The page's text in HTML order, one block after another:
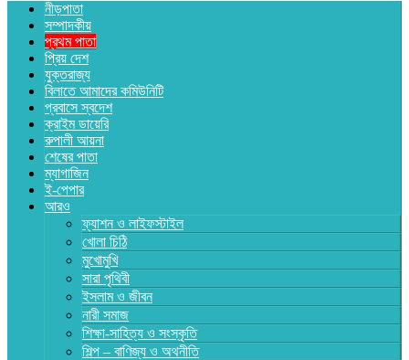
নীড়পাতা
সম্পাদকীয়
প্রথম পাতা
প্রিয় দেশ
যুক্তরাজ্য
বিলাতে আমাদের কমিউনিটি
প্রবাসে স্বদেশ
ক্রাইম ডায়েরি
রুপালী আয়না
শেষের পাতা
ম্যাগাজিন
ই-পেপার
আরও
ফ্যাশন ও লাইফস্টাইল
খোলা চিঠি
মুখোমুখি
সারা পৃথিবী
ইসলাম ও জীবন
নারী সমাজ
শিক্ষা-সাহিত্য ও সংস্কৃতি
শিল্প – বাণিজ্য ও অথনীতি